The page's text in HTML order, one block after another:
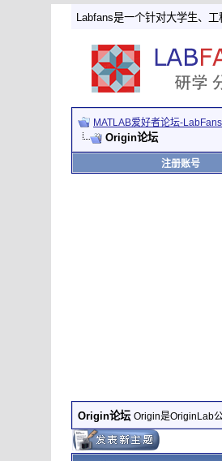
Labfans是一个针对大学生、
MATLAB爱好者论坛-
Origin论坛
注册账号
Origin论坛 Origin是OriginLab